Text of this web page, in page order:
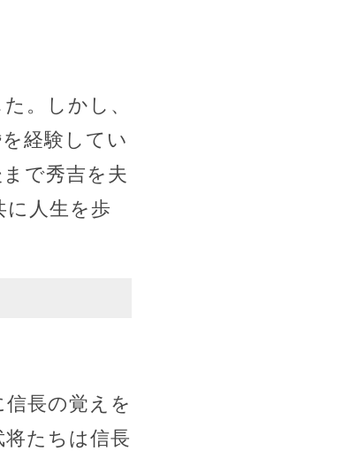
。しかし、
経験してい
で秀吉を夫
人生を歩
長の覚えを
たちは信長